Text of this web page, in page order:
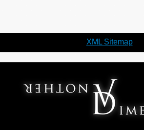
XML Sitemap